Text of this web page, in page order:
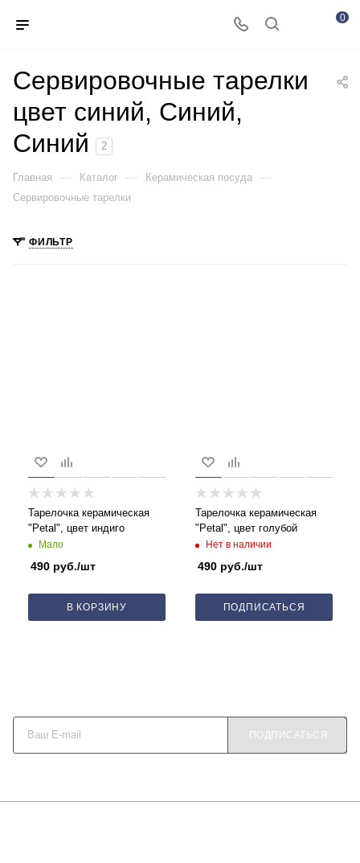
0
Сервировочные тарелки
цвет синий, Синий,
Синий
2
Главная — Каталог — Керамическая посуда —
Сервировочные тарелки
ФИЛЬТР
Тарелочка керамическая
"Petal", цвет индиго
Мало
490 руб./шт
В КОРЗИНУ
Тарелочка керамическая
"Petal", цвет голубой
Нет в наличии
490 руб./шт
ПОДПИСАТЬСЯ
ПОДПИСАТЬСЯ